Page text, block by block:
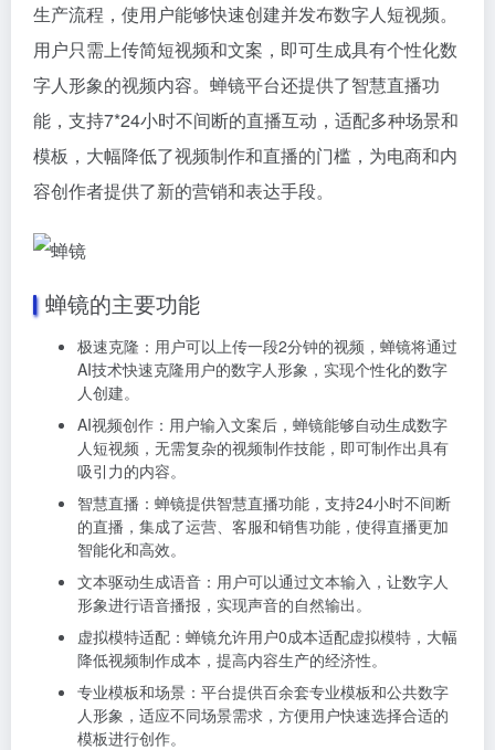
生产流程，使用户能够快速创建并发布数字人短视频。
用户只需上传简短视频和文案，即可生成具有个性化数
字人形象的视频内容。蝉镜平台还提供了智慧直播功
能，支持7*24小时不间断的直播互动，适配多种场景和
模板，大幅降低了视频制作和直播的门槛，为电商和内
容创作者提供了新的营销和表达手段。
蝉镜的主要功能
极速克隆：用户可以上传一段2分钟的视频，蝉镜将通过
AI技术快速克隆用户的数字人形象，实现个性化的数字
人创建。
AI视频创作：用户输入文案后，蝉镜能够自动生成数字
人短视频，无需复杂的视频制作技能，即可制作出具有
吸引力的内容。
智慧直播：蝉镜提供智慧直播功能，支持24小时不间断
的直播，集成了运营、客服和销售功能，使得直播更加
智能化和高效。
文本驱动生成语音：用户可以通过文本输入，让数字人
形象进行语音播报，实现声音的自然输出。
虚拟模特适配：蝉镜允许用户0成本适配虚拟模特，大幅
降低视频制作成本，提高内容生产的经济性。
专业模板和场景：平台提供百余套专业模板和公共数字
人形象，适应不同场景需求，方便用户快速选择合适的
模板进行创作。